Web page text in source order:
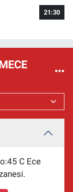
21:30
C Ece